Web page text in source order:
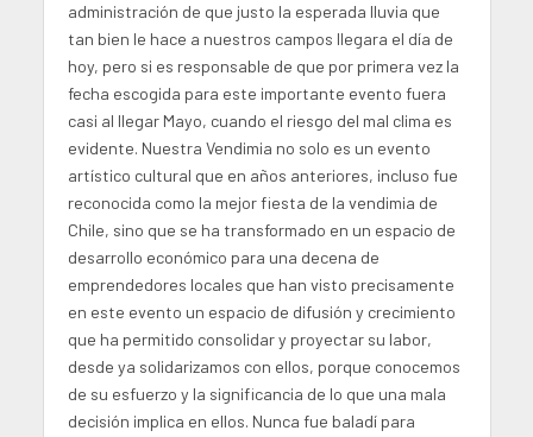
administración de que justo la esperada lluvia que
tan bien le hace a nuestros campos llegara el día de
hoy, pero si es responsable de que por primera vez la
fecha escogida para este importante evento fuera
casi al llegar Mayo, cuando el riesgo del mal clima es
evidente. Nuestra Vendimia no solo es un evento
artístico cultural que en años anteriores, incluso fue
reconocida como la mejor fiesta de la vendimia de
Chile, sino que se ha transformado en un espacio de
desarrollo económico para una decena de
emprendedores locales que han visto precisamente
en este evento un espacio de difusión y crecimiento
que ha permitido consolidar y proyectar su labor,
desde ya solidarizamos con ellos, porque conocemos
de su esfuerzo y la significancia de lo que una mala
decisión implica en ellos. Nunca fue baladí para